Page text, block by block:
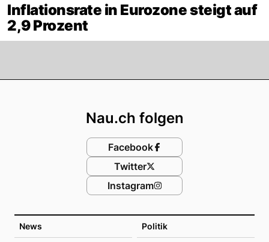
Inflationsrate in Eurozone steigt auf
2,9 Prozent
News Politik
Nau.ch folgen
Facebook
Twitter
Instagram